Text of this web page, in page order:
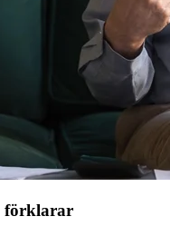
förklarar